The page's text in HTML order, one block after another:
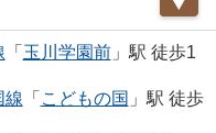
「 玉川学園前」駅 徒歩1
線 「 こどもの国 」駅 徒歩